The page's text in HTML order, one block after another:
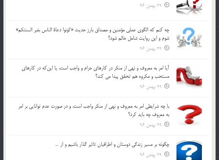
29 بهمن 96
چه كنم كه الگوي عملي مؤمنين و مصداق بارز حديث «كونوا دعاة الناس بغير السنتكم»
شوم و اين روايت شامل حالم شود؟
29 بهمن 96
آيا امر به معروف و نهي از منكر در كارهاي حرام و واجب است، يا اين‌كه در كارهاي
مستحب و مكروه هم تحقق پيدا مي كند؟
29 بهمن 96
با چه شرايطي امر به معروف و نهي از منکر واجب است، و در صورت عدم توانايي بر امر
به معروف چه بايد کرد؟
29 بهمن 96
چگونه بر مسير زندگي دوستان و اطرافيان تاثير گذار باشيم و از …
29 بهمن 96